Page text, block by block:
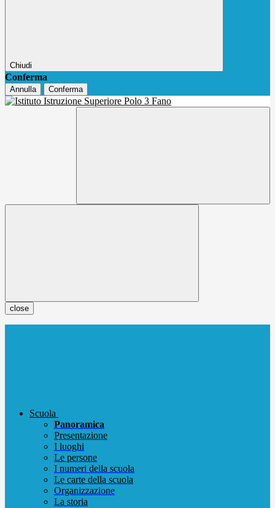
Chiudi
Conferma
Annulla Conferma
close
Scuola
Panoramica
Presentazione
I luoghi
Le persone
I numeri della scuola
Le carte della scuola
Organizzazione
La storia